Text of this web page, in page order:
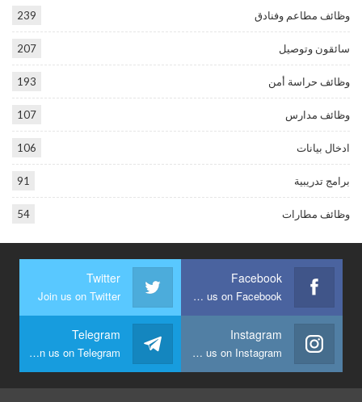
وظائف مطاعم وفنادق 239
سائقون وتوصيل 207
وظائف حراسة أمن 193
وظائف مدارس 107
ادخال بيانات 106
برامج تدريبية 91
وظائف مطارات 54
Facebook
Join us on Facebook
Twitter
Join us on Twitter
Instagram
Join us on Instagram
Telegram
Join us on Telegram